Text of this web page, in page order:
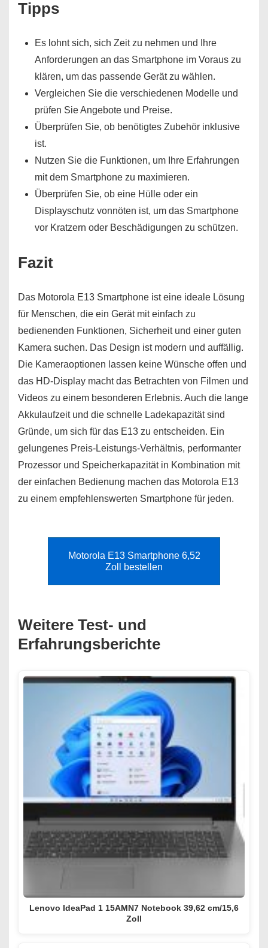
Tipps
Es lohnt sich, sich Zeit zu nehmen und Ihre
Anforderungen an das Smartphone im Voraus zu
klären, um das passende Gerät zu wählen.
Vergleichen Sie die verschiedenen Modelle und
prüfen Sie Angebote und Preise.
Überprüfen Sie, ob benötigtes Zubehör inklusive
ist.
Nutzen Sie die Funktionen, um Ihre Erfahrungen
mit dem Smartphone zu maximieren.
Überprüfen Sie, ob eine Hülle oder ein
Displayschutz vonnöten ist, um das Smartphone
vor Kratzern oder Beschädigungen zu schützen.
Fazit
Das Motorola E13 Smartphone ist eine ideale Lösung
für Menschen, die ein Gerät mit einfach zu
bedienenden Funktionen, Sicherheit und einer guten
Kamera suchen. Das Design ist modern und auffällig.
Die Kameraoptionen lassen keine Wünsche offen und
das HD-Display macht das Betrachten von Filmen und
Videos zu einem besonderen Erlebnis. Auch die lange
Akkulaufzeit und die schnelle Ladekapazität sind
Gründe, um sich für das E13 zu entscheiden. Ein
gelungenes Preis-Leistungs-Verhältnis, performanter
Prozessor und Speicherkapazität in Kombination mit
der einfachen Bedienung machen das Motorola E13
zu einem empfehlenswerten Smartphone für jeden.
Motorola E13 Smartphone 6,52
Zoll bestellen
Weitere Test- und
Erfahrungsberichte
Lenovo IdeaPad 1 15AMN7 Notebook 39,62 cm/15,6
Zoll